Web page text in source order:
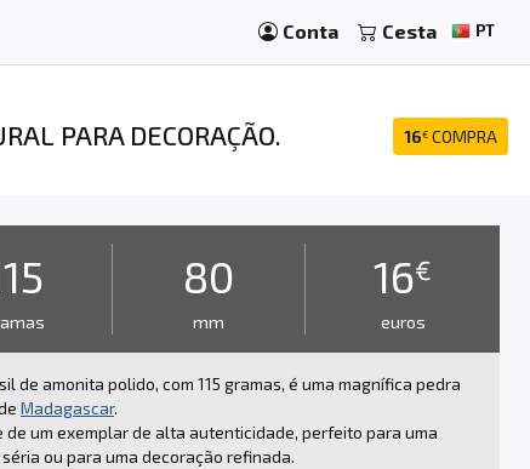
Conta Cesta PT
16€ COMPRA
PARA DECORAÇÃO.
80
mm
16€
euros
de amonita polido, com 115 gramas, é uma magnífica pedra
Madagascar.
de um exemplar de alta autenticidade, perfeito para uma
ou para uma decoração refinada.